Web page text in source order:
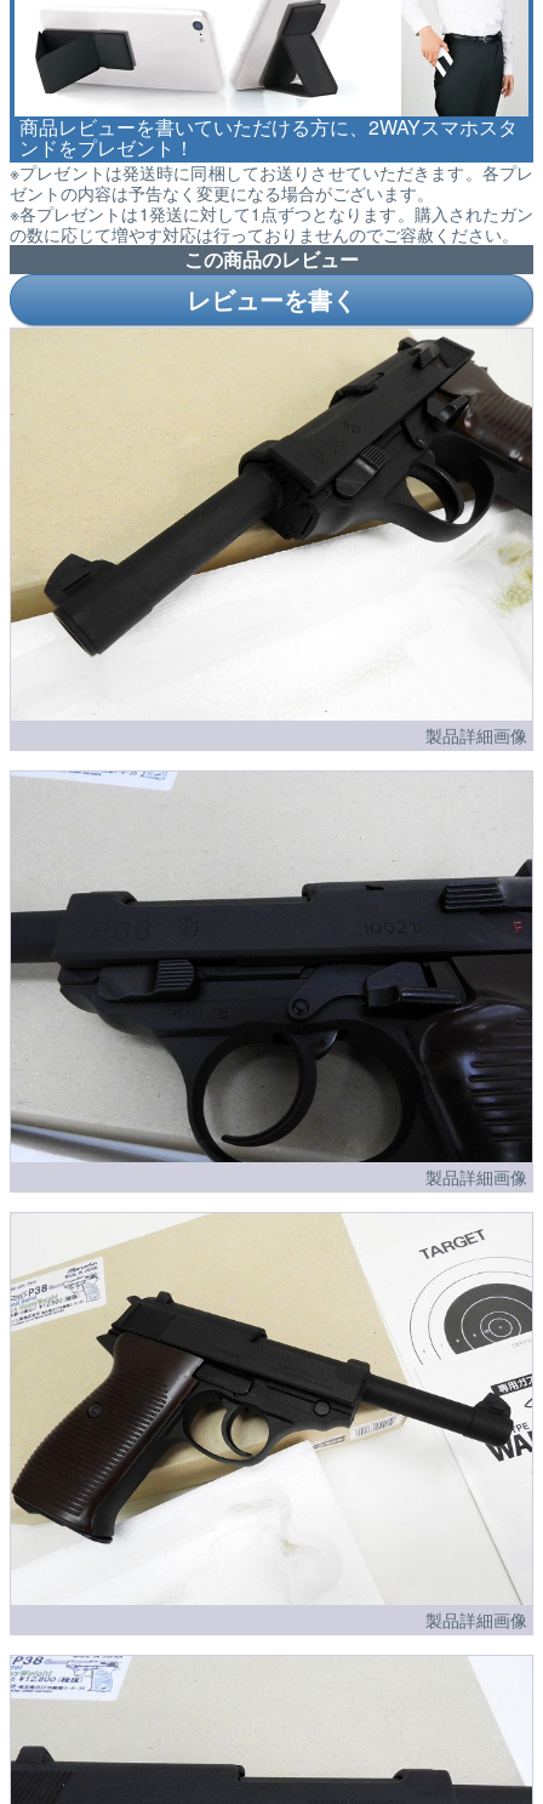
商品レビューを書いていただける方に、2WAYスマホスタ
ンドをプレゼント！
※プレゼントは発送時に同梱してお送りさせていただきます。各プレ
ゼントの内容は予告なく変更になる場合がございます。
※各プレゼントは1発送に対して1点ずつとなります。購入されたガン
の数に応じて増やす対応は行っておりませんのでご容赦ください。
この商品のレビュー
レビューを書く
製品詳細画像
製品詳細画像
製品詳細画像